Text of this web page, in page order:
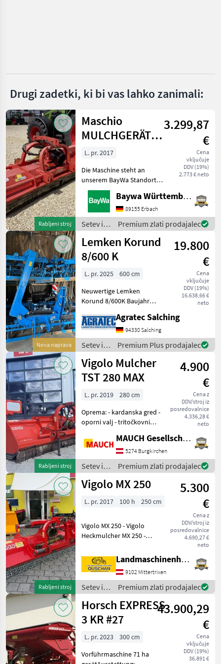
Kongskilde
Prikaži
vse
(35)
MARKETPLACE
Marketplace
Ponudbe
trgovcev
Mali
oglasi
Drugi zadetki, ki bi vas lahko zanimali:
Rabljeni stroj
Maschio
MULCHGERÄT
BISONTE 280
"AB"
3.299,87
€
Cena
vključuje
DDV (19%)
2.773 € neto
L. pr. 2017
Die Maschine steht an
unserem BayWa Standort in
DE-73527 Herlikofen.Gerne
steht Ihnen Herr Rössler
unter Tel.: 0151 1610 3908
für Ihre Anfrage zur
Verfügung!Maschio
Baywa Württemberg
89155 Erbach
Setev in
nega /
Maschio
Premium zlati prodajalec
Nova naprava
Lemken Korund
8/600 K
19.800
€
Cena
vključuje
DDV (19%)
16.638,66 €
neto
L. pr. 2025
600 cm
Neuwertige Lemken
Korund 8/600K Baujahr
Neuwertiger Zustand!!!
Achtung! Maschine steht
beim Kunden! Setev in nega
Setvena kombinacija
Agratec Salching
94330 Salching
Setev in
nega /
Lemken
Premium Plus prodajalec
Rabljeni stroj
Vigolo Mulcher
TST 280 MAX
4.900
€
Cena z
DDV/stroj iz
posredovalnice
4.336,28 €
neto
L. pr. 2019
280 cm
Oprema: - kardanska gred -
oporni valj - tritočkovni
del - dvojno ohišje -
hidravlično stransko
premikanje - dodatno
nasprotno rezilo -
MAUCH Gesellschaft m.b.H. & Co.KG
5274 Burgkirchen
Setev in
nega /
Vigolo
Premium zlati prodajalec
Rabljeni stroj
Vigolo MX 250
5.300
€
Cena z
DDV/stroj iz
posredovalnice
4.690,27 €
neto
L. pr. 2017 100 h 250 cm
Vigolo MX 250 - Vigolo
Heckmulcher MX 250 -
Hydraulischer
Seitenverschub -
Bodenstützwalze -
Freilaufgetriebe -
Gleitkuven aus Hardox -
Arbe
Landmaschinenhandel Ouschan Anton
9102 Mittertrixen
Setev in
nega /
Vigolo
Premium zlati prodajalec
Horsch EXPRESS
3 KR #27
43.900,29
€
Cena
vključuje
DDV (19%)
36.891 €
L. pr. 2023
300 cm
Vorführmaschine 71 ha